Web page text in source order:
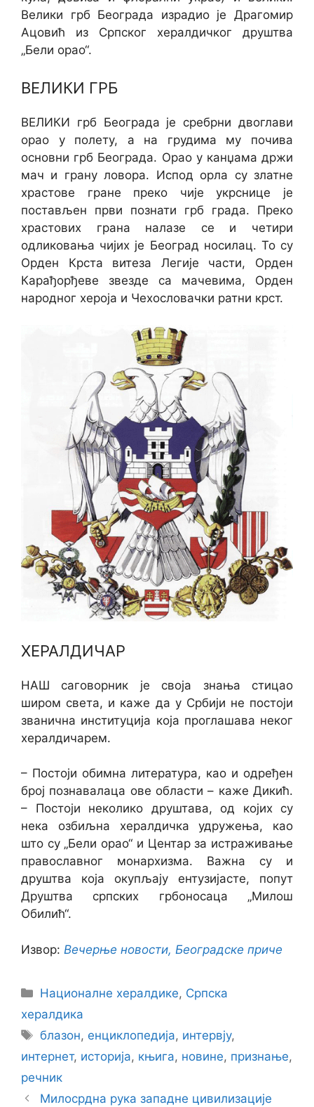
Велики грб Београда израдио је Драгомир
Ацовић из Српског хералдичког друштва
„Бели орао“.
ВЕЛИКИ ГРБ
ВЕЛИКИ грб Београда је сребрни двоглави
орао у полету, а на грудима му почива
основни грб Београда. Орао у канџама држи
мач и грану ловора. Испод орла су златне
храстове гране преко чије укрснице је
постављен први познати грб града. Преко
храстових грана налазе се и четири
одликовања чијих је Београд носилац. То су
Орден Крста витеза Легије части, Орден
Карађорђеве звезде са мачевима, Орден
народног хероја и Чехословачки ратни крст.
ХЕРАЛДИЧАР
НАШ саговорник је своја знања стицао
широм света, и каже да у Србији не постоји
званична институција која проглашава неког
хералдичарем.
– Постоји обимна литература, као и одређен
број познавалаца ове области – каже Дикић.
– Постоји неколико друштава, од којих су
нека озбиљна хералдичка удружења, као
што су „Бели орао“ и Центар за истраживање
православног монархизма. Важна су и
друштва која окупљају ентузијасте, попут
Друштва српских грбоносаца „Милош
Обилић“.
Извор: Вечерње новости, Београдске приче
Categories
Националне хералдике, Српска
хералдика
Tags
блазон, енциклопедија, интервју,
интернет, историја, књига, новине, признање,
речник
Милосрдна рука западне цивилизације